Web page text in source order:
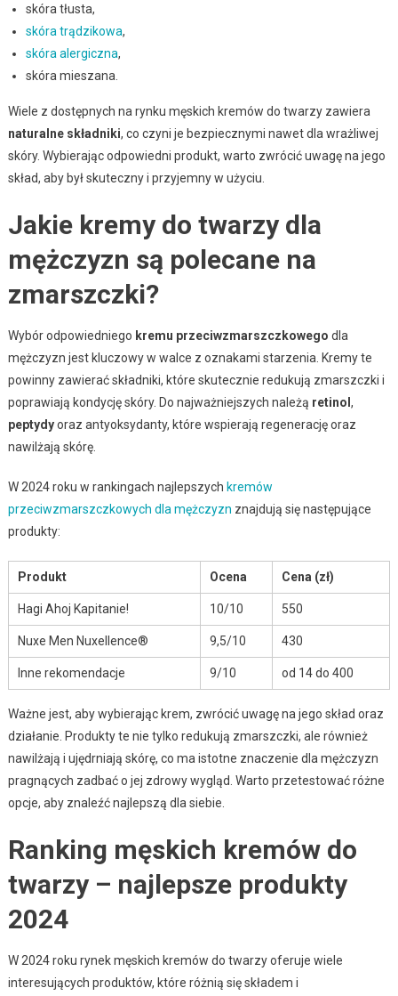
skóra tłusta,
skóra trądzikowa,
skóra alergiczna,
skóra mieszana.
Wiele z dostępnych na rynku męskich kremów do twarzy zawiera
naturalne składniki, co czyni je bezpiecznymi nawet dla wrażliwej
skóry. Wybierając odpowiedni produkt, warto zwrócić uwagę na jego
skład, aby był skuteczny i przyjemny w użyciu.
Jakie kremy do twarzy dla
mężczyzn są polecane na
zmarszczki?
Wybór odpowiedniego kremu przeciwzmarszczkowego dla
mężczyzn jest kluczowy w walce z oznakami starzenia. Kremy te
powinny zawierać składniki, które skutecznie redukują zmarszczki i
poprawiają kondycję skóry. Do najważniejszych należą retinol ,
peptydyoraz antyoksydanty, które wspierają regenerację oraz
nawilżają skórę.
W 2024 roku w rankingach najlepszych kremów
przeciwzmarszczkowych dla mężczyzn znajdują się następujące
produkty:
Produkt Ocena Cena (zł)
Hagi Ahoj Kapitanie! 10/10 550
Nuxe Men Nuxellence® 9,5/10 430
Inne rekomendacje 9/10 od 14 do 400
Ważne jest, aby wybierając krem, zwrócić uwagę na jego skład oraz
działanie. Produkty te nie tylko redukują zmarszczki, ale również
nawilżają i ujędrniają skórę, co ma istotne znaczenie dla mężczyzn
pragnących zadbać o jej zdrowy wygląd. Warto przetestować różne
opcje, aby znaleźć najlepszą dla siebie.
Ranking męskich kremów do
twarzy – najlepsze produkty
2024
W 2024 roku rynek męskich kremów do twarzy oferuje wiele
interesujących produktów, które różnią się składem i